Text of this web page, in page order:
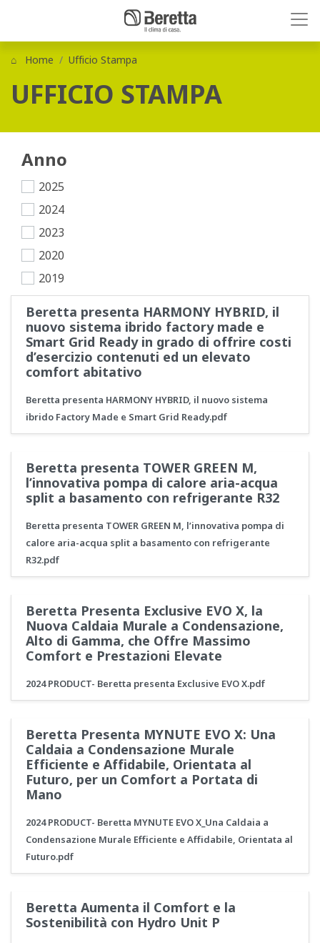
Home Ufficio Stampa
UFFICIO STAMPA
Anno
2025
2024
2023
2020
2019
Beretta presenta HARMONY HYBRID, il
nuovo sistema ibrido factory made e
Smart Grid Ready in grado di offrire costi
d’esercizio contenuti ed un elevato
comfort abitativo
Beretta presenta HARMONY HYBRID, il nuovo sistema
ibrido Factory Made e Smart Grid Ready.pdf
Beretta presenta TOWER GREEN M,
l’innovativa pompa di calore aria-acqua
split a basamento con refrigerante R32
Beretta presenta TOWER GREEN M, l’innovativa pompa di
calore aria-acqua split a basamento con refrigerante
R32.pdf
Beretta Presenta Exclusive EVO X, la
Nuova Caldaia Murale a Condensazione,
Alto di Gamma, che Offre Massimo
Comfort e Prestazioni Elevate
2024 PRODUCT- Beretta presenta Exclusive EVO X.pdf
Beretta Presenta MYNUTE EVO X: Una
Caldaia a Condensazione Murale
Efficiente e Affidabile, Orientata al
Futuro, per un Comfort a Portata di
Mano
2024 PRODUCT- Beretta MYNUTE EVO X_Una Caldaia a
Condensazione Murale Efficiente e Affidabile, Orientata al
Futuro.pdf
Beretta Aumenta il Comfort e la
Sostenibilità con Hydro Unit P